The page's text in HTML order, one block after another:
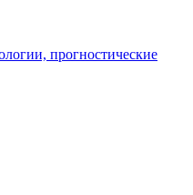
прогностические